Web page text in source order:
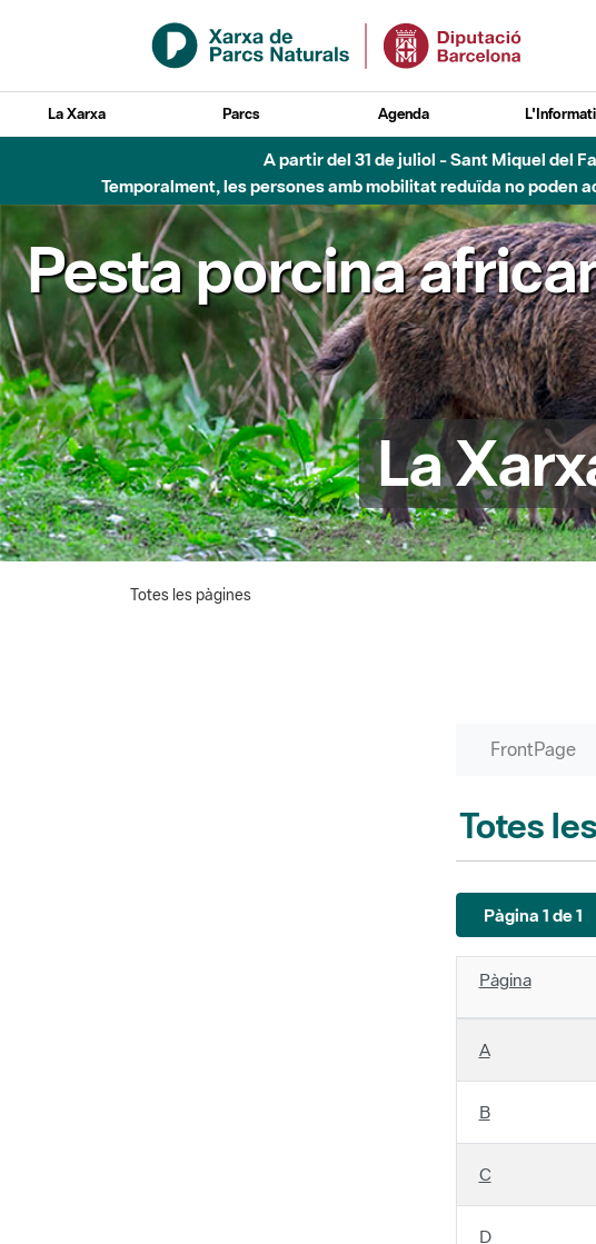
Salta al contingut principal
La Xarxa Parcs Agenda
Fins al desembre de 2026 - Parc Fluvial Besòs -
Pesta porcina
La
Pàgina 1 de 1
Pàgina
A
B
C
D